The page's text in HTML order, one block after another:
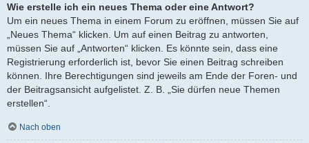
Wie erstelle ich ein neues Thema oder eine Antwort?
Um ein neues Thema in einem Forum zu eröffnen, müssen Sie auf
„Neues Thema“ klicken. Um auf einen Beitrag zu antworten,
müssen Sie auf „Antworten“ klicken. Es könnte sein, dass eine
Registrierung erforderlich ist, bevor Sie einen Beitrag schreiben
können. Ihre Berechtigungen sind jeweils am Ende der Foren- und
der Beitragsansicht aufgelistet. Z. B. „Sie dürfen neue Themen
erstellen“.
Nach oben